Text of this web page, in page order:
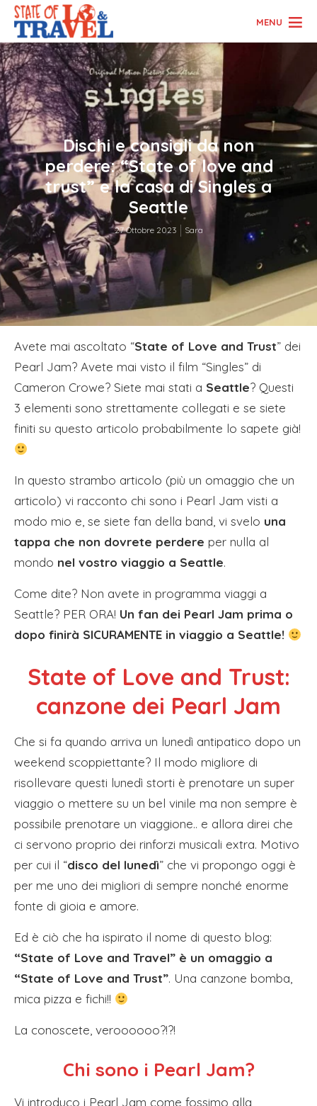
MENU
Dischi e consigli da non
perdere: “State of love and
trust” e la casa di Singles a
Seattle
27 Ottobre 2023 Sara
Avete mai ascoltato “State of Love and Trust” dei
Pearl Jam? Avete mai visto il film “Singles” di
Cameron Crowe? Siete mai stati a Seattle? Questi
3 elementi sono strettamente collegati e se siete
finiti su questo articolo probabilmente lo sapete già!
In questo strambo articolo (più un omaggio che un
articolo) vi racconto chi sono i Pearl Jam visti a
modo mio e, se siete fan della band, vi svelo una
tappa che non dovrete perdere per nulla al
mondo nel vostro viaggio a Seattle.
Come dite? Non avete in programma viaggi a
Seattle? PER ORA! Un fan dei Pearl Jam prima o
dopo finirà SICURAMENTE in viaggio a Seattle!
State of Love and Trust:
canzone dei Pearl Jam
Che si fa quando arriva un lunedì antipatico dopo un
weekend scoppiettante? Il modo migliore di
risollevare questi lunedì storti è prenotare un super
viaggio o mettere su un bel vinile ma non sempre è
possibile prenotare un viaggione.. e allora direi che
ci servono proprio dei rinforzi musicali extra. Motivo
per cui il “disco del lunedì” che vi propongo oggi è
per me uno dei migliori di sempre nonché enorme
fonte di gioia e amore.
Ed è ciò che ha ispirato il nome di questo blog:
“State of Love and Travel” è un omaggio a
“State of Love and Trust”. Una canzone bomba,
mica pizza e fichi!!
La conoscete, veroooooo?!?!
Chi sono i Pearl Jam?
Vi introduco i Pearl Jam come fossimo alla